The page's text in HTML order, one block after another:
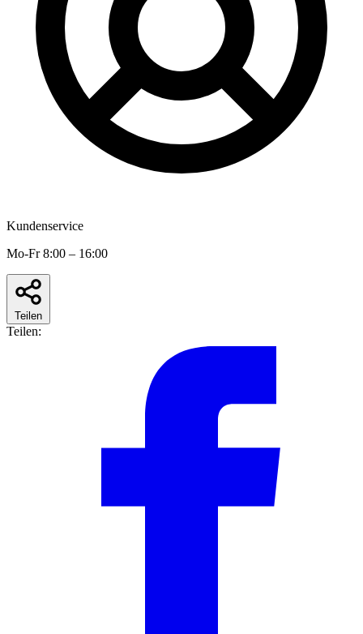
Kundenservice
Mo-Fr 8:00 – 16:00
Teilen
Teilen: